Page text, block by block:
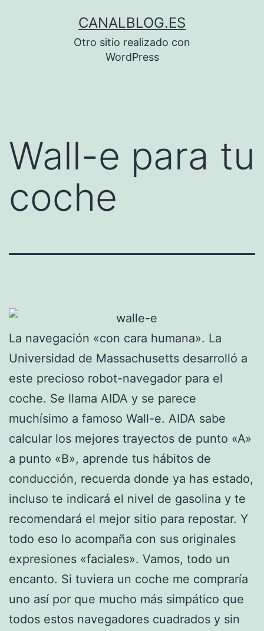
CANALBLOG.ES
Otro sitio realizado con
WordPress
Wall-e para tu
coche
La navegación «con cara humana». La
Universidad de Massachusetts desarrolló a
este precioso robot-navegador para el
coche. Se llama AIDA y se parece
muchísimo a famoso Wall-e. AIDA sabe
calcular los mejores trayectos de punto «A»
a punto «B», aprende tus hábitos de
conducción, recuerda donde ya has estado,
incluso te indicará el nivel de gasolina y te
recomendará el mejor sitio para repostar. Y
todo eso lo acompaña con sus originales
expresiones «faciales». Vamos, todo un
encanto. Si tuviera un coche me compraría
uno así por que mucho más simpático que
todos estos navegadores cuadrados y sin